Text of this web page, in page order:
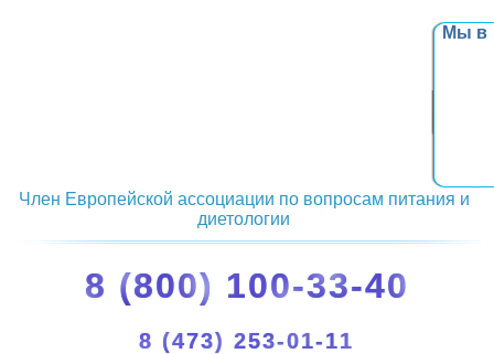
Мы в
Член Европейской ассоциации по вопросам питания и
диетологии
8 (800) 100-33-40
8 (473) 253-01-11